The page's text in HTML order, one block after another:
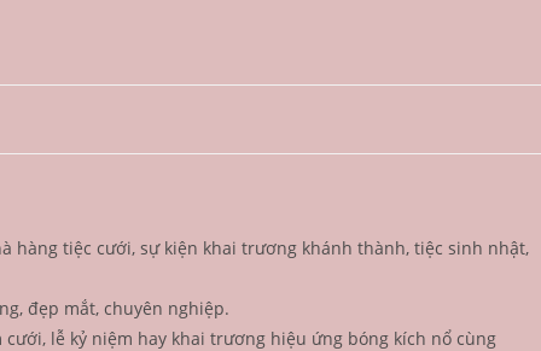
hàng tiệc cưới, sự kiện khai trương khánh thành, tiệc sinh nhật,
đẹp mắt, chuyên nghiệp.
lễ kỷ niệm hay khai trương hiệu ứng bóng kích nổ cùng